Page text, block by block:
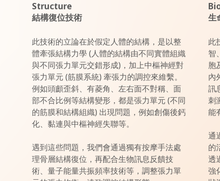
Structure
結構復位技術
此技術的立論在於假定人體的結構，是以整
體牽張結構力學 (人體的結構由不同實體組織
與不同張力單元交錯形成)，加上中樞神經對
張力單元 (筋膜系統) 牽張力的調控來維繫。
例如頭顱歪斜、有菱角、左右面不對稱、面
部不合比例等結構變形，都是張力單元 (不同
的筋膜和結構組織) 出現問題，例如創傷後鈣
化、黏連與中樞神經失聯等。
遇到這些問題，我們會通過獨有按摩手法處
理骨層結構復位，再配合生物訊息反饋技
術、量子能量共振頻率技術等，調整張力單
生
此
智
胞
內
訊
刺
能
通
的
透
強